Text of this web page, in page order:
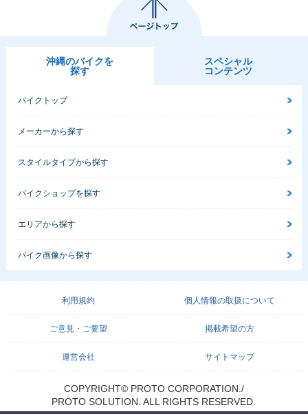
沖縄のバイクを
探す
スペシャル
コンテンツ
バイクトップ
メーカーから探す
スタイルタイプから探す
バイクショップを探す
エリアから探す
バイク画像から探す
利用規約 個人情報の取扱について
ご意見・ご要望 掲載希望の方
運営会社 サイトマップ
COPYRIGHT© PROTO CORPORATION./
PROTO SOLUTION. ALL RIGHTS RESERVED.